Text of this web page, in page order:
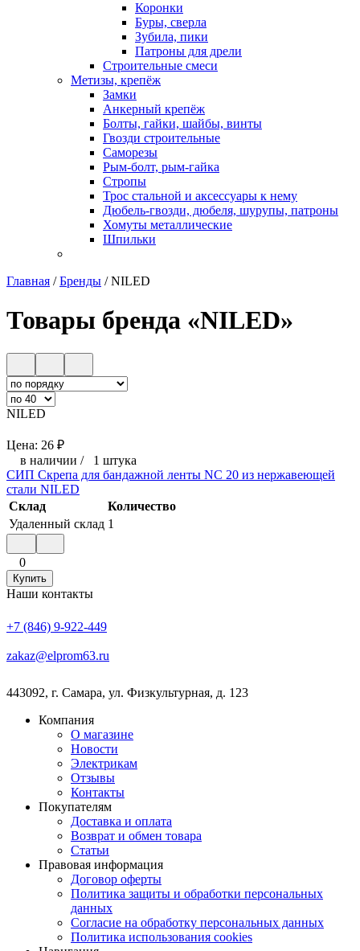
Коронки
Буры, сверла
Зубила, пики
Патроны для дрели
Строительные смеси
Метизы, крепёж
Замки
Анкерный крепёж
Болты, гайки, шайбы, винты
Гвозди строительные
Саморезы
Рым-болт, рым-гайка
Стропы
Трос стальной и аксессуары к нему
Дюбель-гвозди, дюбеля, шурупы, патроны
Хомуты металлические
Шпильки
Главная /Бренды /NILED
Товары бренда «NILED»
NILED
Цена: 26 ₽
в наличии / 1 штука
СИП Скрепа для бандажной ленты NC 20 из нержавеющей
стали NILED
Склад
Количество
Удаленный склад 1
0
Купить
Наши контакты
+7 (846) 9-922-449
zakaz@elprom63.ru
443092, г. Самара, ул. Физкультурная, д. 123
Компания
О магазине
Новости
Электрикам
Отзывы
Контакты
Покупателям
Доставка и оплата
Возврат и обмен товара
Статьи
Правовая информация
Договор оферты
Политика защиты и обработки персональных
данных
Согласие на обработку персональных данных
Политика использования cookies